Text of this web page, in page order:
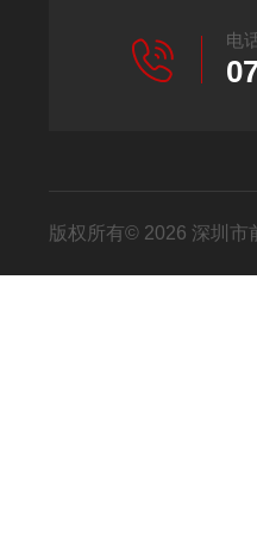
电
版权所有© 2026 深圳